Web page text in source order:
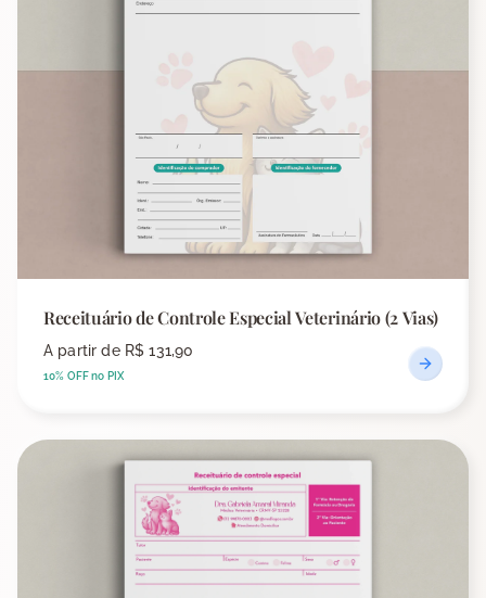
Receituário de Controle Especial Veterinário (2 Vias)
A partir de R$ 131,90
10% OFF no PIX